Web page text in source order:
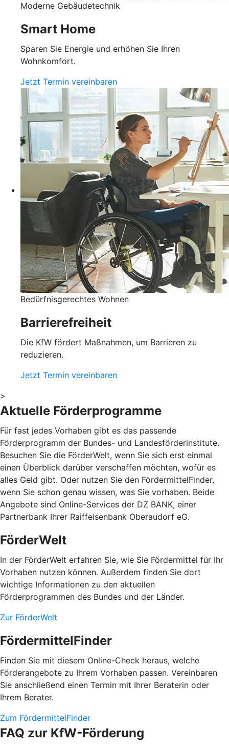
Moderne Gebäudetechnik
Smart Home
Sparen Sie Energie und erhöhen Sie Ihren
Wohnkomfort.
Jetzt Termin vereinbaren
Bedürfnisgerechtes Wohnen
Barrierefreiheit
Die KfW fördert Maßnahmen, um Barrieren zu
reduzieren.
Jetzt Termin vereinbaren
>
Aktuelle Förderprogramme
Für fast jedes Vorhaben gibt es das passende
Förderprogramm der Bundes- und Landesförderinstitute.
Besuchen Sie die FörderWelt, wenn Sie sich erst einmal
einen Überblick darüber verschaffen möchten, wofür es
alles Geld gibt. Oder nutzen Sie den FördermittelFinder,
wenn Sie schon genau wissen, was Sie vorhaben. Beide
Angebote sind Online-Services der DZ BANK, einer
Partnerbank Ihrer Raiffeisenbank Oberaudorf eG.
FörderWelt
In der FörderWelt erfahren Sie, wie Sie Fördermittel für Ihr
Vorhaben nutzen können. Außerdem finden Sie dort
wichtige Informationen zu den aktuellen
Förderprogrammen des Bundes und der Länder.
Zur FörderWelt
FördermittelFinder
Finden Sie mit diesem Online-Check heraus, welche
Förderangebote zu Ihrem Vorhaben passen. Vereinbaren
Sie anschließend einen Termin mit Ihrer Beraterin oder
Ihrem Berater.
Zum FördermittelFinder
FAQ zur KfW-Förderung